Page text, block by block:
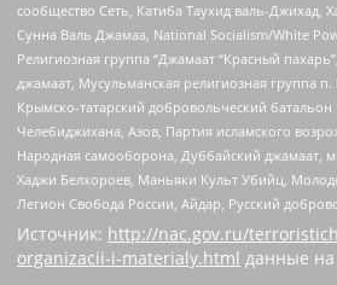
сообщество Сеть, Катиба Таухид валь-Джихад,
Сунна Валь Джамаа, National Socialism/White
Религиозная группа “Джамаат “Красный
джамаат, Мусульманская религиозная группа
Крымско-татарский добровольческий
Челебиджихана, Азов, Партия исламского
Народная самооборона, Дуббайский джамаат,
Хаджи Белхороев, Маньяки Культ Убийц,
Легион Свобода России, Айдар, Русский
Источник: http://nac.gov.ru/
organizacii-i-materialy.html данные на